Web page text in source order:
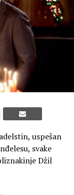
uspešan
svake
Džil